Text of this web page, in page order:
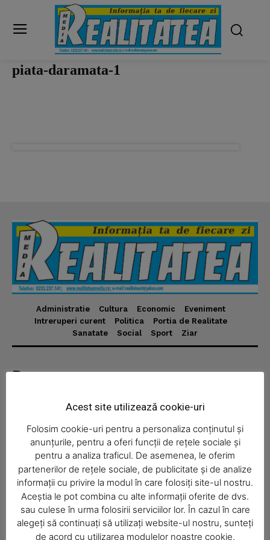
News Week
Magazine PRO
SUBSCRIBE NOW
piata-daramata-1
Administratie Cultura Economic
Eveniment
Intreruperi curent
Politica
Portia de Realitate
Sanatate
Social Sport Ziar
Despre
disponibil în format fizic și online. Știri actuale, informații
Economic
Acasă
Acest site utilizează cookie-uri
Folosim cookie-uri pentru a personaliza conținutul și
anunțurile, pentru a oferi funcții de rețele sociale și
pentru a analiza traficul. De asemenea, le oferim
partenerilor de rețele sociale, de publicitate și de analize
informații cu privire la modul în care folosiți site-ul nostru.
Aceștia le pot combina cu alte informații oferite de dvs.
sau culese în urma folosirii serviciilor lor. În cazul în care
alegeți să continuați să utilizați website-ul nostru, sunteți
de acord cu utilizarea modulelor noastre cookie.